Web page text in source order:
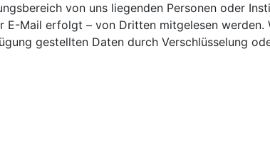
von uns liegenden Personen oder
E-Mail erfolgt – von Dritten mitgelesen
gestellten Daten durch Verschlüsselung